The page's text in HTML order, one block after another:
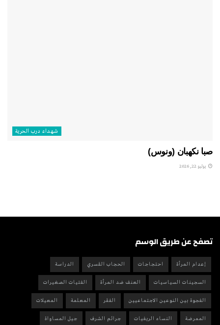
شهداء درب الحرية
صبا نكهبان (ونوس)
يوليو 22, 2026
تصفح عن طريق الوسم
إعدام المرأة احتجاجات الحجاب القسري الدراسة
السجينات السياسيات العنف ضد المرأة الفتيات الصغيرات
الفجوة بين النوعين الاجتماعيين الفقر المعلمة المعيلات
الممرضة النساء الريفيات جرائم الشرف جيل المساواة